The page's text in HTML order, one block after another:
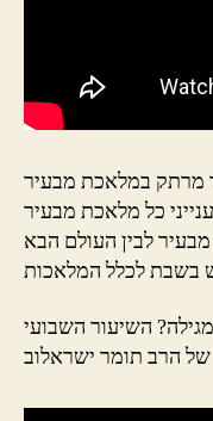
השיעור השבועי
של הרב תומר ישראלוב